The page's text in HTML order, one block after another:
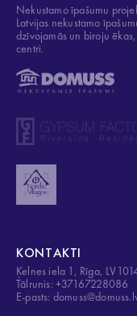
Nekustamo īpašumu
Latvijas nekustamo
dzīvojamās un biroju
centri.
KONTAKTI
Ķelnes iela 1, Rīga,
Tālrunis: +37167228086
E-pasts: